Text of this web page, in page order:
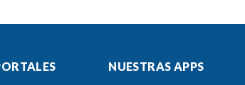
NUESTRAS APPS